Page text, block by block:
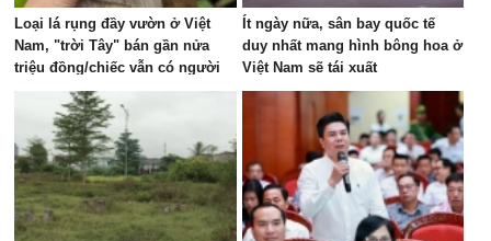
Loại lá rụng đầy vườn ở Việt
Nam, "trời Tây" bán gần nửa
triệu đồng/chiếc vẫn có người
Ít ngày nữa, sân bay quốc tế
duy nhất mang hình bông hoa ở
Việt Nam sẽ tái xuất